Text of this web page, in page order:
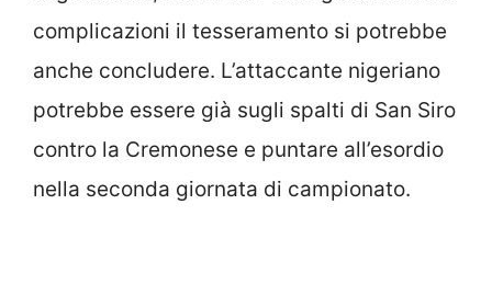
complicazioni il tesseramento si potrebbe
anche concludere. L’attaccante nigeriano
potrebbe essere già sugli spalti di San Siro
contro la Cremonese e puntare all’esordio
nella seconda giornata di campionato.